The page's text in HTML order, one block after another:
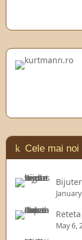
Cele mai noi
May 6,